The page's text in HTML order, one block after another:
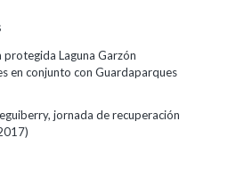
Laguna Garzón
en conjunto con Guardaparques
jornada de recuperación